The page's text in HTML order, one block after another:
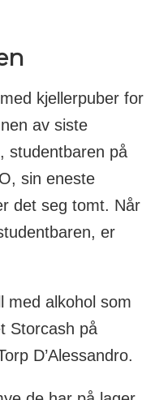
kjellerpuber for
av siste
studentbaren på
sin eneste
det seg tomt. Når
er
med alkohol som
Storcash på
D’Alessandro.